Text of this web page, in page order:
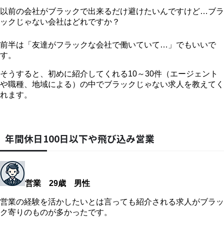
以前の会社がブラックで出来るだけ避けたいんですけど…ブラ
ックじゃない会社はどれですか？
前半は「友達がフラックな会社で働いていて…」でもいいで
す。
そうすると、初めに紹介してくれる10～30件（エージェント
や職種、地域による）の中でブラックじゃない求人を教えてく
れます。
年間休日100日以下や飛び込み営業
営業 29歳 男性
営業の経験を活かしたいとは言っても紹介される求人がブラッ
ク寄りのものが多かったです。